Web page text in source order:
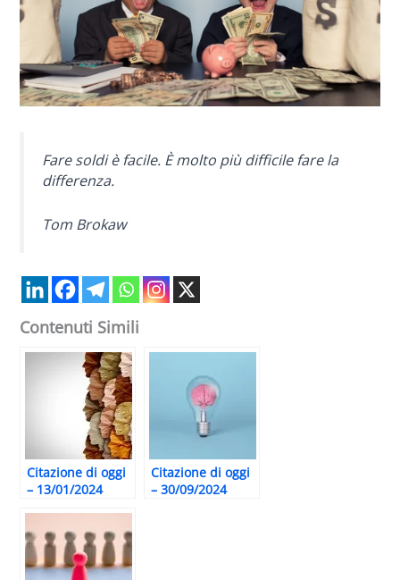
Fare soldi è facile. È molto più difficile fare la
differenza.
Tom Brokaw
Contenuti Simili
Citazione di oggi
– 13/01/2024
Citazione di oggi
– 30/09/2024